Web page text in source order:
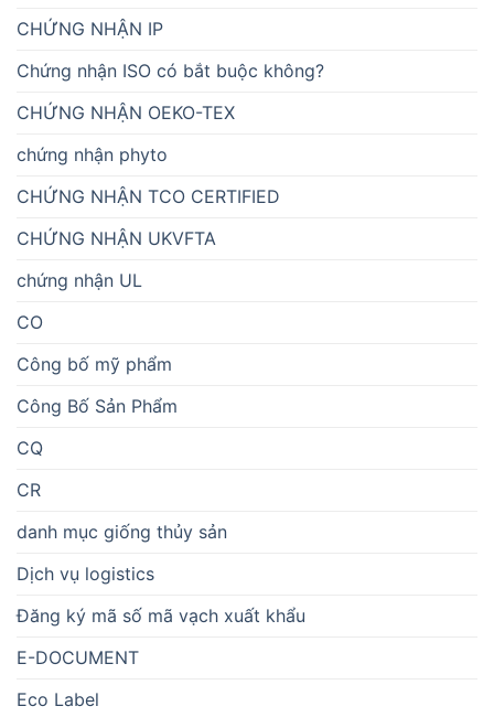
CHỨNG NHẬN IP
Chứng nhận ISO có bắt buộc không?
CHỨNG NHẬN OEKO-TEX
chứng nhận phyto
CHỨNG NHẬN TCO CERTIFIED
CHỨNG NHẬN UKVFTA
chứng nhận UL
CO
Công bố mỹ phẩm
Công Bố Sản Phẩm
CQ
CR
danh mục giống thủy sản
Dịch vụ logistics
Đăng ký mã số mã vạch xuất khẩu
E-DOCUMENT
Eco Label